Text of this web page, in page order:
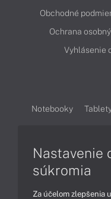
Obchodné
Ochrana
Vyhlásenie
Notebooky
Nastavenie
súkromia
Za účelom zlepšenia